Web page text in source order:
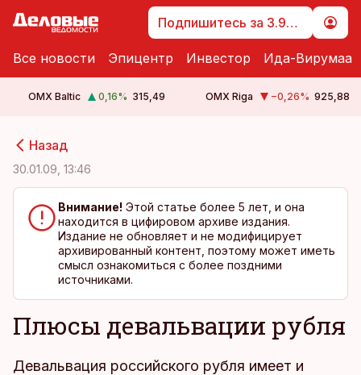
Подпишитесь за 3.99 €
Все новости Эпицентр Инвестор Ида-Вирумаа
OMX Baltic 0,16% 315,49 OMX Riga −0,26% 925,88
Назад
30.01.09, 13:46
Внимание! Этой статье более 5 лет, и она
находится в цифировом архиве издания.
Издание не обновляет и не модифицирует
архивированный контент, поэтому может иметь
смысл ознакомиться с более поздними
источниками.
Плюсы девальвации рубля
Девальвация российского рубля имеет и